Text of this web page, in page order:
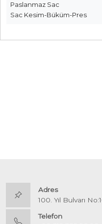
Paslanmaz Sac
Sac Kesim-Büküm-Pres
Adres
100. Yıl Bulvarı
Telefon